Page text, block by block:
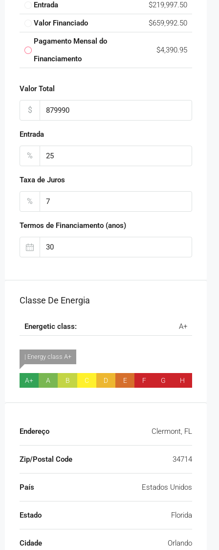
Entrada $219,997.50
Valor Financiado $659,992.50
Pagamento Mensal do
Financiamento
$4,390.95
Valor Total
$
Entrada
%
Taxa de Juros
%
Termos de Financiamento (anos)
Classe De Energia
Energetic class: A+
| Energy class A+
A+ A B C D E F G H
Endereço Clermont, FL
Zip/Postal Code 34714
País Estados Unidos
Estado Florida
Cidade Orlando